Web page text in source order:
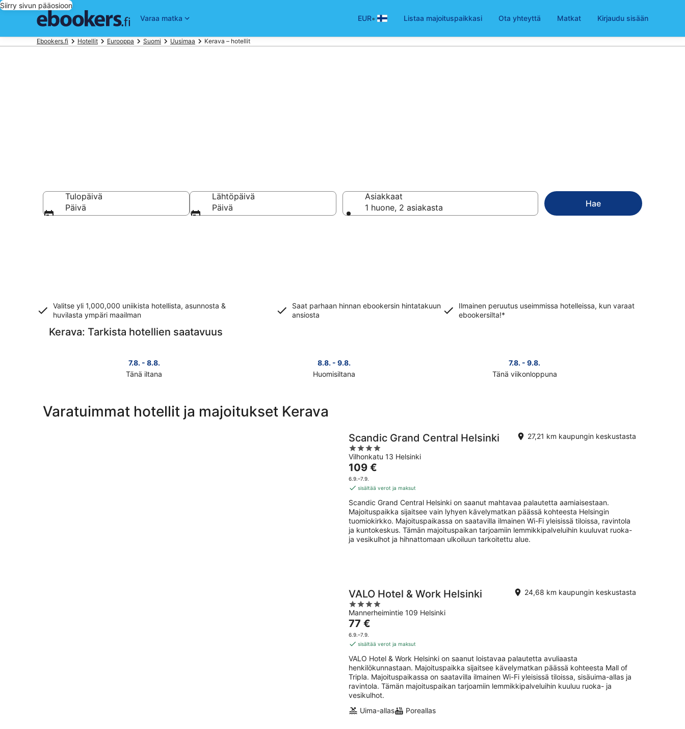
Siirry sivun pääosioon
Varaa matka
EUR• Listaa majoituspaikkasi Ota yhteyttä Matkat Kirjaudu sisään
Ebookers.fi Hotellit Eurooppa Suomi Uusimaa Kerava – hotellit
Tulopäivä
Päivä
Lähtöpäivä
Päivä
Asiakkaat
1 huone, 2 asiakasta
Hae
Valitse yli 1,000,000 uniikista hotellista, asunnosta &
huvilasta ympäri maailman
Saat parhaan hinnan ebookersin hintatakuun
ansiosta
Ilmainen peruutus useimmissa hotelleissa, kun varaat
ebookersilta!*
Kerava: Tarkista hotellien saatavuus
7.8. - 8.8.
Tänä iltana
hinnat
8.8. - 9.8.
Huomisiltana
Kerava
hinnat
7.8. - 9.8.
Tänä viikonloppuna
viikonlopuksi
eli
Varatuimmat hotellit ja majoitukset Kerava
Scandic Grand Central Helsinki
4
out
of
5
Vilhonkatu 13 Helsinki
27,21 km kaupungin keskustasta
Hinta
on
109 €
yö
109 €
6.9.–7.9.
sisältää verot ja maksut
Scandic Grand Central Helsinki on saanut mahtavaa palautetta aamiaisestaan.
Majoituspaikka sijaitsee vain lyhyen kävelymatkan päässä kohteesta Helsingin
tuomiokirkko. Majoituspaikassa on saatavilla ilmainen Wi-Fi yleisissä tiloissa, ravintola
ja kuntokeskus. Tämän majoituspaikan tarjoamiin lemmikkipalveluihin kuuluvat ruoka-
ja vesikulhot ja hihnattomaan ulkoiluun tarkoitettu alue.
VALO Hotel & Work Helsinki
4
out
of
5
Mannerheimintie 109 Helsinki
24,68 km kaupungin keskustasta
Hinta
on
77 €
yö
77 €
6.9.–7.9.
sisältää verot ja maksut
VALO Hotel & Work Helsinki on saanut loistavaa palautetta avuliaasta
henkilökunnastaan. Majoituspaikka sijaitsee kävelymatkan päässä kohteesta Mall of
Tripla. Majoituspaikassa on saatavilla ilmainen Wi-Fi yleisissä tiloissa, sisäuima-allas ja
ravintola. Tämän majoituspaikan tarjoamiin lemmikkipalveluihin kuuluu ruoka- ja
vesikulhot.
Uima-allas
Poreallas